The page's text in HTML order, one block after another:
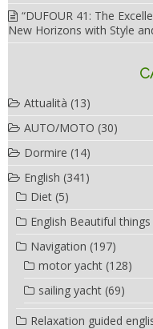
“DUFOUR 41: The
New Horizons with Style
Attualità (13)
AUTO/MOTO (30)
Dormire (14)
English (341)
Diet (5)
English Beautiful things
Navigation (197)
motor yacht (128)
sailing yacht (69)
Relaxation guided